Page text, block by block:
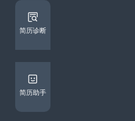
简历诊断
简历助手